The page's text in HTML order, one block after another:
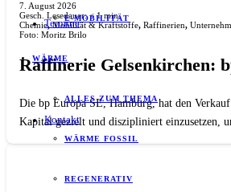
Termine
Kontakt
E-MOBILITÄT
WÄRME
ALLES ZUM THEMA
WÄRME FOSSIL
REGENERATIV
7. August 2026
Gesch. Lesedauer: < 1 min.
Chemie,Mobilität & Kraftstoffe, Raffinerien,
Foto: Moritz Brilo
Raffinerie Gelsenkirchen:
Die bp Europa SE, Hamburg, hat den
Kapital gezielt und diszipliniert einzusetzen,